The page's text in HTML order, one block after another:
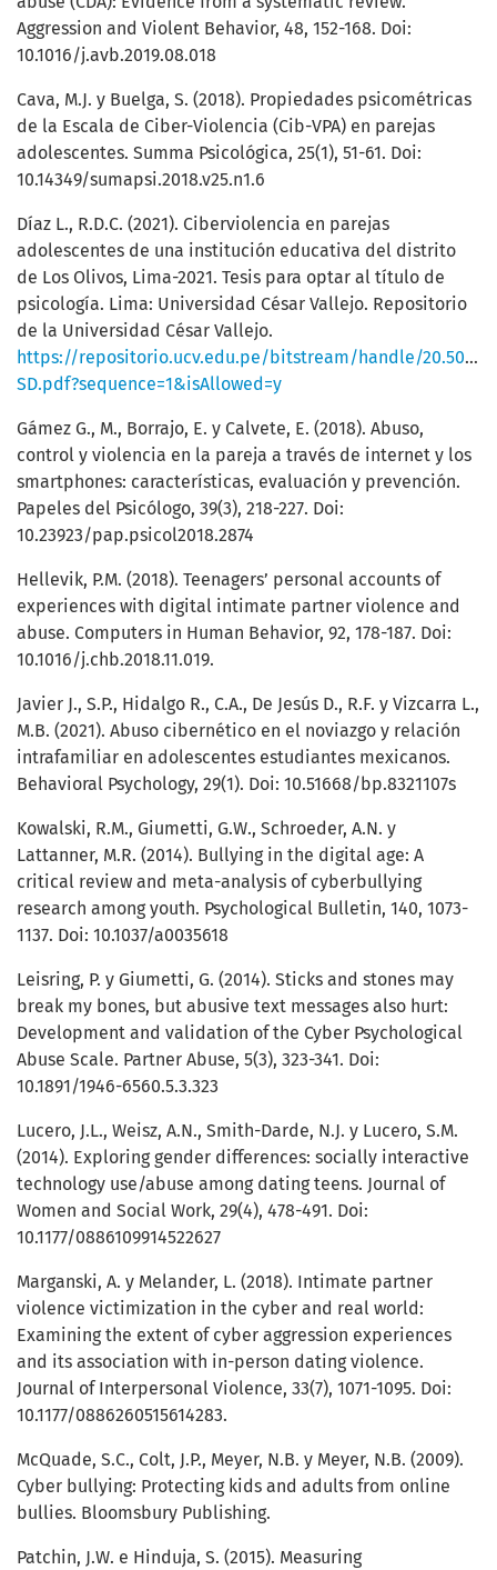
Aggression and Violent Behavior, 48, 152-168. Doi:
10.1016/j.avb.2019.08.018
Cava, M.J. y Buelga, S. (2018). Propiedades psicométricas
de la Escala de Ciber-Violencia (Cib-VPA) en parejas
adolescentes. Summa Psicológica, 25(1), 51-61. Doi:
10.14349/sumapsi.2018.v25.n1.6
Díaz L., R.D.C. (2021). Ciberviolencia en parejas
adolescentes de una institución educativa del distrito
de Los Olivos, Lima-2021. Tesis para optar al título de
psicología. Lima: Universidad César Vallejo. Repositorio
de la Universidad César Vallejo.
https://repositorio.ucv.edu.pe/bitstream/handle/
SD.pdf?sequence=1&isAllowed=y
Gámez G., M., Borrajo, E. y Calvete, E. (2018). Abuso,
control y violencia en la pareja a través de internet y los
smartphones: características, evaluación y prevención.
Papeles del Psicólogo, 39(3), 218-227. Doi:
10.23923/pap.psicol2018.2874
Hellevik, P.M. (2018). Teenagers’ personal accounts of
experiences with digital intimate partner violence and
abuse. Computers in Human Behavior, 92, 178-187. Doi:
10.1016/j.chb.2018.11.019.
Javier J., S.P., Hidalgo R., C.A., De Jesús D., R.F. y Vizcarra L.,
M.B. (2021). Abuso cibernético en el noviazgo y relación
intrafamiliar en adolescentes estudiantes mexicanos.
Behavioral Psychology, 29(1). Doi: 10.51668/bp.8321107s
Kowalski, R.M., Giumetti, G.W., Schroeder, A.N. y
Lattanner, M.R. (2014). Bullying in the digital age: A
critical review and meta-analysis of cyberbullying
research among youth. Psychological Bulletin, 140, 1073-
1137. Doi: 10.1037/a0035618
Leisring, P. y Giumetti, G. (2014). Sticks and stones may
break my bones, but abusive text messages also hurt:
Development and validation of the Cyber Psychological
Abuse Scale. Partner Abuse, 5(3), 323-341. Doi:
10.1891/1946-6560.5.3.323
Lucero, J.L., Weisz, A.N., Smith-Darde, N.J. y Lucero, S.M.
(2014). Exploring gender differences: socially interactive
technology use/abuse among dating teens. Journal of
Women and Social Work, 29(4), 478-491. Doi:
10.1177/0886109914522627
Marganski, A. y Melander, L. (2018). Intimate partner
violence victimization in the cyber and real world:
Examining the extent of cyber aggression experiences
and its association with in-person dating violence.
Journal of Interpersonal Violence, 33(7), 1071-1095. Doi:
10.1177/0886260515614283.
McQuade, S.C., Colt, J.P., Meyer, N.B. y Meyer, N.B. (2009).
Cyber bullying: Protecting kids and adults from online
bullies. Bloomsbury Publishing.
Patchin, J.W. e Hinduja, S. (2015). Measuring